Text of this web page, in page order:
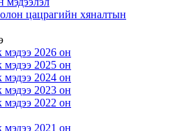
цацрагийн хяналтын
мэдээ 2026 он
мэдээ 2025 он
мэдээ 2024 он
мэдээ 2023 он
мэдээ 2022 он
мэдээ 2021 он